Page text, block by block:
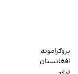
پروګرامونه
افغانستان